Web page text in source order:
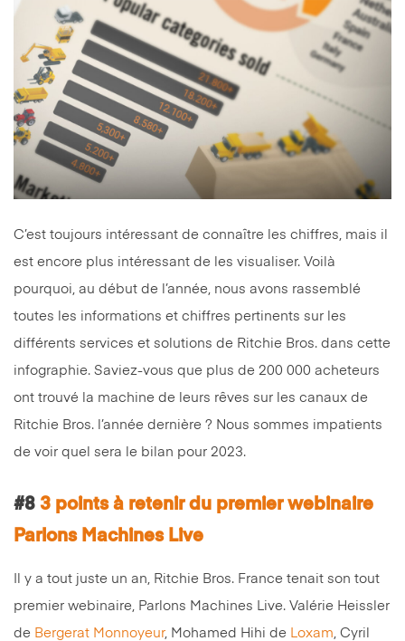
C’est toujours intéressant de connaître les chiffres, mais il
est encore plus intéressant de les visualiser. Voilà
pourquoi, au début de l’année, nous avons rassemblé
toutes les informations et chiffres pertinents sur les
différents services et solutions de Ritchie Bros. dans cette
infographie. Saviez-vous que plus de 200 000 acheteurs
ont trouvé la machine de leurs rêves sur les canaux de
Ritchie Bros. l’année dernière ? Nous sommes impatients
de voir quel sera le bilan pour 2023.
#8 3 points à retenir du premier webinaire
Parlons Machines Live
Il y a tout juste un an, Ritchie Bros. France tenait son tout
premier webinaire, Parlons Machines Live. Valérie Heissler
de Bergerat Monnoyeur, Mohamed Hihi de Loxam , Cyril